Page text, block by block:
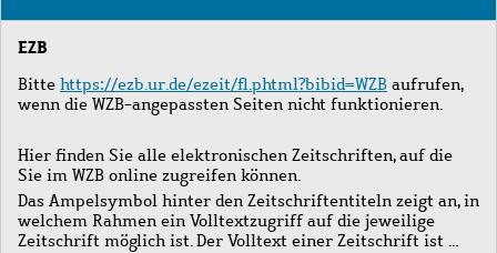
Journals
EZB
Bitte https://ezb.ur.de/ezeit/fl.phtml?bibid=WZB aufrufen,
wenn die WZB-angepassten Seiten nicht funktionieren.
Hier finden Sie alle elektronischen Zeitschriften, auf die
Sie im WZB online zugreifen können.
Das Ampelsymbol hinter den Zeitschriftentiteln zeigt an, in
welchem Rahmen ein Volltextzugriff auf die jeweilige
Zeitschrift möglich ist. Der Volltext einer Zeitschrift ist …